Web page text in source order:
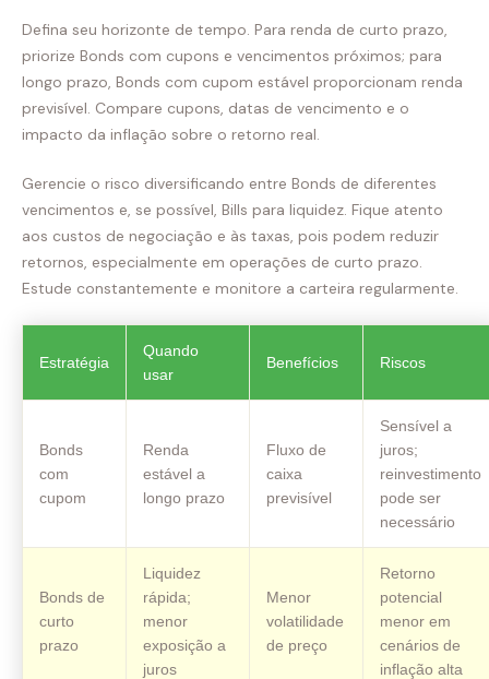
Defina seu horizonte de tempo. Para renda de curto prazo,
priorize Bonds com cupons e vencimentos próximos; para
longo prazo, Bonds com cupom estável proporcionam renda
previsível. Compare cupons, datas de vencimento e o
impacto da inflação sobre o retorno real.
Gerencie o risco diversificando entre Bonds de diferentes
vencimentos e, se possível, Bills para liquidez. Fique atento
aos custos de negociação e às taxas, pois podem reduzir
retornos, especialmente em operações de curto prazo.
Estude constantemente e monitore a carteira regularmente.
Estratégia
Quando
usar
Benefícios Riscos
Bonds
com
cupom
Renda
estável a
longo prazo
Fluxo de
caixa
previsível
Sensível a
juros;
reinvestimento
pode ser
necessário
Bonds de
curto
prazo
Liquidez
rápida;
menor
exposição a
juros
Menor
volatilidade
de preço
Retorno
potencial
menor em
cenários de
inflação alta